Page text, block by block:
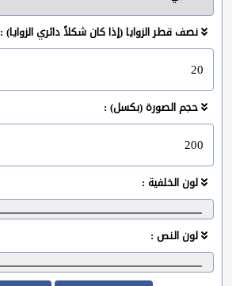
نصف قطر الزوايا (إذا كان شكلاً دائري الزوايا) :
حجم الصورة (بكسل) :
لون الخلفية :
لون النص :